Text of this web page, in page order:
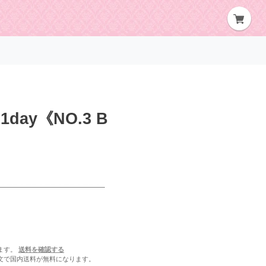
《NO.3 B
。
送料を確認する
国内送料が無料になります。